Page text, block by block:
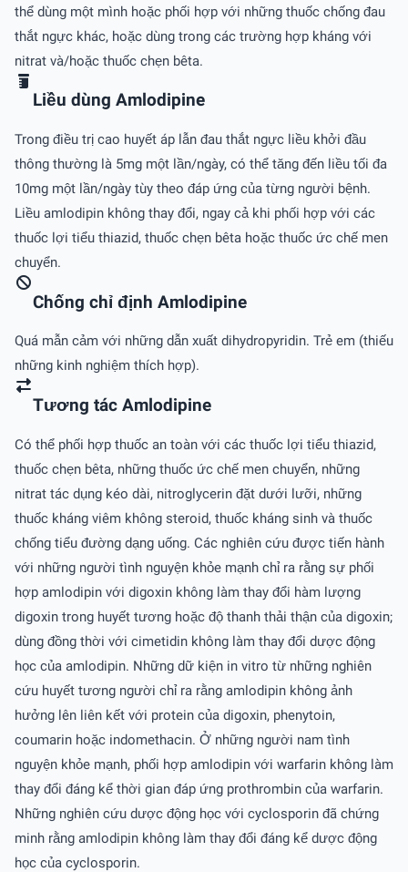
thể dùng một mình hoặc phối hợp với những thuốc chống đau
thắt ngực khác, hoặc dùng trong các trường hợp kháng với
nitrat và/hoặc thuốc chẹn bêta.
Liều dùng Amlodipine
Trong điều trị cao huyết áp lẫn đau thắt ngực liều khởi đầu
thông thường là 5mg một lần/ngày, có thể tăng đến liều tối đa
10mg một lần/ngày tùy theo đáp ứng của từng người bệnh.
Liều amlodipin không thay đổi, ngay cả khi phối hợp với các
thuốc lợi tiểu thiazid, thuốc chẹn bêta hoặc thuốc ức chế men
chuyển.
Chống chỉ định Amlodipine
Quá mẫn cảm với những dẫn xuất dihydropyridin. Trẻ em (thiếu
những kinh nghiệm thích hợp).
Tương tác Amlodipine
Có thể phối hợp thuốc an toàn với các thuốc lợi tiểu thiazid,
thuốc chẹn bêta, những thuốc ức chế men chuyển, những
nitrat tác dụng kéo dài, nitroglycerin đặt dưới lưỡi, những
thuốc kháng viêm không steroid, thuốc kháng sinh và thuốc
chống tiểu đường dạng uống. Các nghiên cứu được tiến hành
với những người tình nguyện khỏe mạnh chỉ ra rằng sự phối
hợp amlodipin với digoxin không làm thay đổi hàm lượng
digoxin trong huyết tương hoặc độ thanh thải thận của digoxin;
dùng đồng thời với cimetidin không làm thay đổi dược động
học của amlodipin. Những dữ kiện in vitro từ những nghiên
cứu huyết tương người chỉ ra rằng amlodipin không ảnh
hưởng lên liên kết với protein của digoxin, phenytoin,
coumarin hoặc indomethacin. Ở những người nam tình
nguyện khỏe mạnh, phối hợp amlodipin với warfarin không làm
thay đổi đáng kể thời gian đáp ứng prothrombin của warfarin.
Những nghiên cứu dược động học với cyclosporin đã chứng
minh rằng amlodipin không làm thay đổi đáng kể dược động
học của cyclosporin.